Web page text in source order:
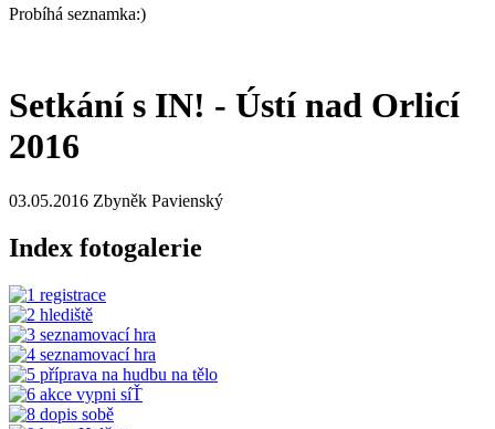
Probíhá seznamka:)
Setkání s IN! - Ústí nad Orlicí
2016
03.05.2016 Zbyněk Pavienský
Index fotogalerie